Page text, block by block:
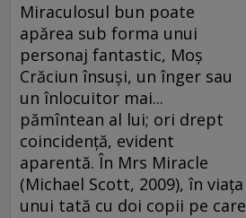
Miraculosul bun poate
apărea sub forma unui
personaj fantastic, Moş
Crăciun însuşi, un înger sau
un înlocuitor mai...
pămîntean al lui; ori drept
coincidenţă, evident
aparentă. În Mrs Miracle
(Michael Scott, 2009), în viaţa
unui tată cu doi copii pe care